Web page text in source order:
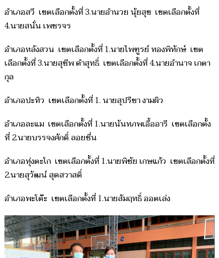
อำเภอสวี เขตเลือกตั้งที่ 3.นายอำนวย นุ้ยสุข เขตเลือกตั้งที่
4.นายสนั่น เพชรจร
อำเภอหลังสวน เขตเลือกตั้งที่ 1.นายไพฑูรย์ ทองพิทักษ์ เขต
เลือกตั้งที่ 3.นายสุชีพ ดำสุทธิ์ เขตเลือกตั้งที่ 4.นายอำนาจ เกตา
กุล
อำเภอปะทิว เขตเลือกตั้งที่ 1. นายสุปรีชา งามผิว
อำเภอละแม เขตเลือกตั้งที่ 1.นายนันทภพเอื้ออารี เขตเลือกตั้ง
ที่ 2.นายบรรจงศักดิ์ ลอยชื่น
อำเภอทุ่งตะโก เขตเลือกตั้งที่ 1.นายพิชัย เกษแก้ว เขตเลือกตั้งที่
2.นายสุวัฒน์ สุดสวาสดิ์
อำเภอพะโต๊ะ เขตเลือกตั้งที่ 1.นายสัมฤทธิ์ ออตเล่ง